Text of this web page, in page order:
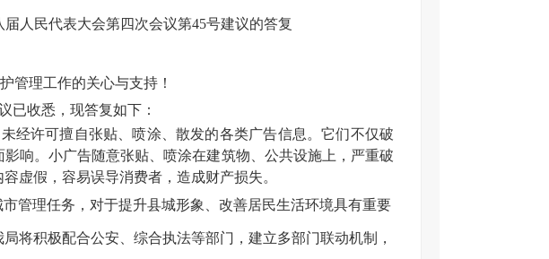
人民代表大会第四次会议第45号建议的答复
管理工作的关心与支持！
已收悉，现答复如下：
经许可擅自张贴、喷涂、散发的各类广告信息。它们不仅破
响。小广告随意张贴、喷涂在建筑物、公共设施上，严重破
虚假，容易误导消费者，造成财产损失。
管理任务，对于提升县城形象、改善居民生活环境具有重要
将积极配合公安、综合执法等部门，建立多部门联动机制，